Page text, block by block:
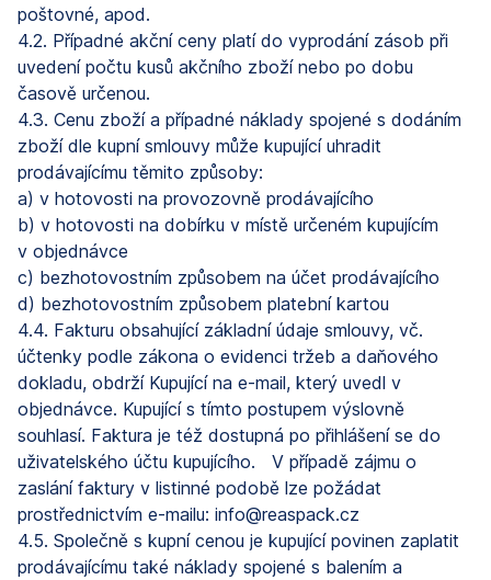
poštovné, apod.
4.2. Případné akční ceny platí do vyprodání zásob při
uvedení počtu kusů akčního zboží nebo po dobu
časově určenou.
4.3. Cenu zboží a případné náklady spojené s dodáním
zboží dle kupní smlouvy může kupující uhradit
prodávajícímu těmito způsoby:
a) v hotovosti na provozovně prodávajícího
b) v hotovosti na dobírku v místě určeném kupujícím
v objednávce
c) bezhotovostním způsobem na účet prodávajícího
d) bezhotovostním způsobem platební kartou
4.4. Fakturu obsahující základní údaje smlouvy, vč.
účtenky podle zákona o evidenci tržeb a daňového
dokladu, obdrží Kupující na e-mail, který uvedl v
objednávce. Kupující s tímto postupem výslovně
souhlasí. Faktura je též dostupná po přihlášení se do
uživatelského účtu kupujícího. V případě zájmu o
zaslání faktury v listinné podobě lze požádat
prostřednictvím e-mailu: info@reaspack.cz
4.5. Společně s kupní cenou je kupující povinen zaplatit
prodávajícímu také náklady spojené s balením a